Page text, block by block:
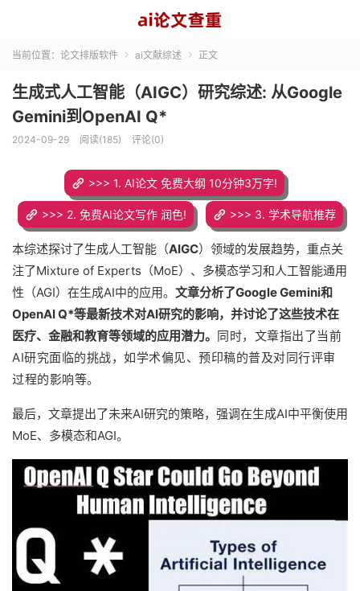
当前位置： 论文排版软件  ai文献综述  正文
生成式人工智能（AIGC）研究综述: 从Google
Gemini到OpenAI Q*
2024-09-29 阅读(185) 评论(0)
>>> 1. AI论文 免费大纲 10分钟3万字!
>>> 2. 免费AI论文写作 润色! >>> 3. 学术导航推荐
本综述探讨了生成人工智能（AIGC）领域的发展趋势，重点关
注了Mixture of Experts（MoE）、多模态学习和人工智能通用
性（AGI）在生成AI中的应用。 文章分析了Google Gemini和
OpenAI Q*等最新技术对AI研究的影响，并讨论了这些技术在
医疗、金融和教育等领域的应用潜力。 同时，文章指出了当前
AI研究面临的挑战，如学术偏见、预印稿的普及对同行评审
过程的影响等。
最后，文章提出了未来AI研究的策略，强调在生成AI中平衡使用
MoE、多模态和AGI。